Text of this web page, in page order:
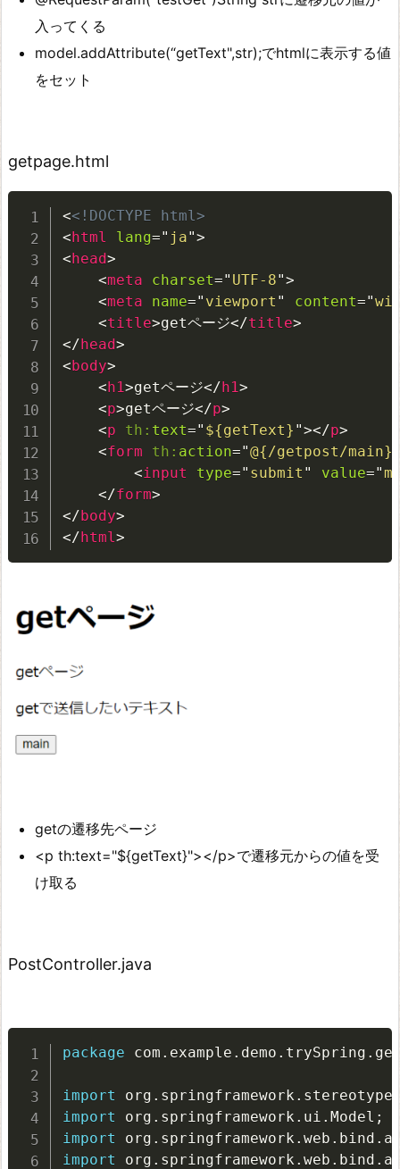
入ってくる
model.addAttribute(“getText",str);でhtmlに表示する値
をセット
getpage.html
<<!DOCTYPE html>
<html lang=" ja">
<head>
<meta charset=" UTF-8">
<meta name=" viewport " content="
<title>getページ</title>
</head>
<body>
<h1>getページ</h1>
<p>getページ</p>
<p th: text=" ${getText} "></p>
<form th: action="@{/getpost/main}
<input type=" submit " value="
</form>
</body>
</html>
getの遷移先ページ
<p th:text="${getText}"></p>で遷移元からの値を受
け取る
PostController.java
package com . example . demo . trySpring .
import org . springframework . stereotype
import org . springframework . ui . Model ;
import org . springframework . web . bind .
import org . springframework . web . bind .